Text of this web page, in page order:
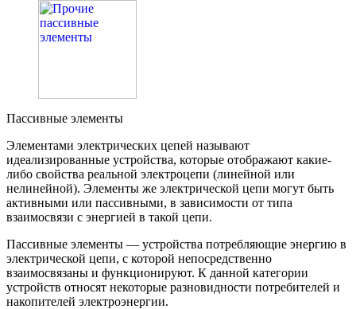
Пассивные элементы
Элементами электрических цепей называют
идеализированные устройства, которые отображают какие-
либо свойства реальной электроцепи (линейной или
нелинейной). Элементы же электрической цепи могут быть
активными или пассивными, в зависимости от типа
взаимосвязи с энергией в такой цепи.
Пассивные элементы — устройства потребляющие энергию в
электрической цепи, с которой непосредственно
взаимосвязаны и функционируют. К данной категории
устройств относят некоторые разновидности потребителей и
накопителей электроэнергии.